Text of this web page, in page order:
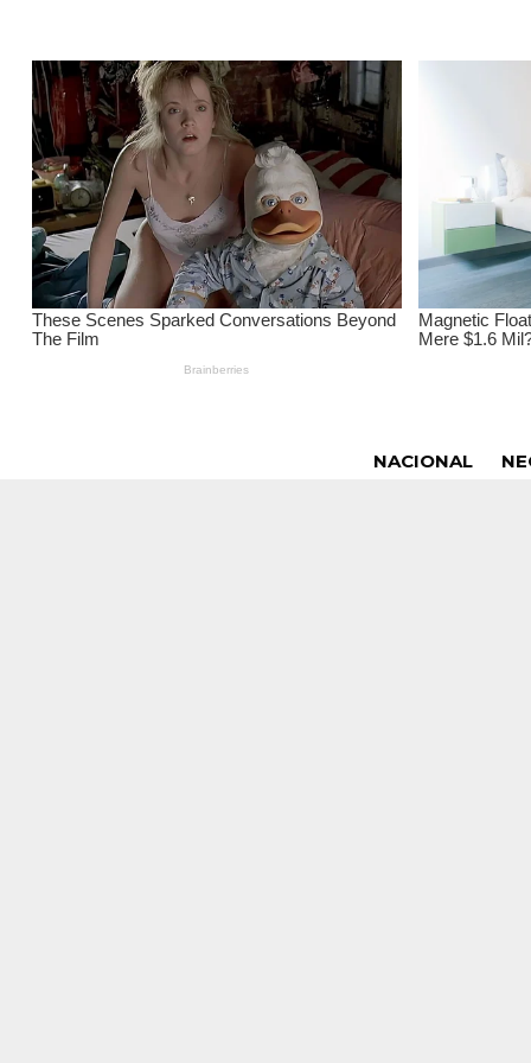
NACIONAL